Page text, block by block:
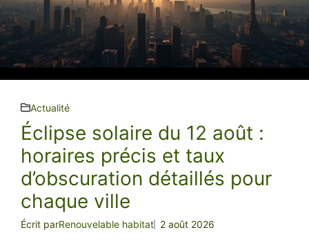
Actualité
Éclipse solaire du 12 août :
horaires précis et taux
d’obscuration détaillés pour
chaque ville
Écrit parRenouvelable habitat 2 août 2026